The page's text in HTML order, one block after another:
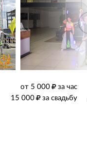
от 5 000
за час
15 000
за свадьбу